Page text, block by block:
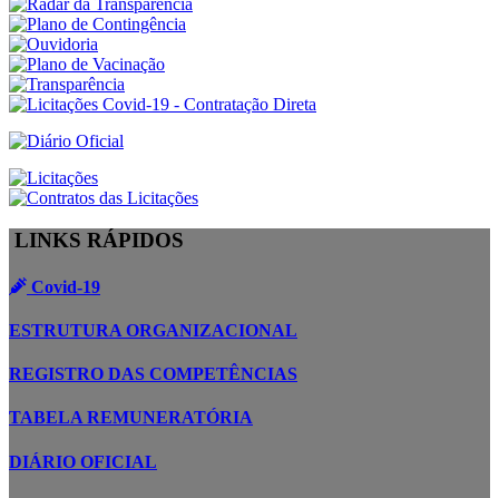
LINKS RÁPIDOS
Covid-19
ESTRUTURA ORGANIZACIONAL
REGISTRO DAS COMPETÊNCIAS
TABELA REMUNERATÓRIA
DIÁRIO OFICIAL